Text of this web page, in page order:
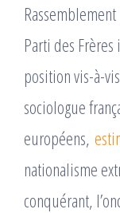
Parti des
position vis-à-
sociologue
européens,
nationalisme
conquérant,